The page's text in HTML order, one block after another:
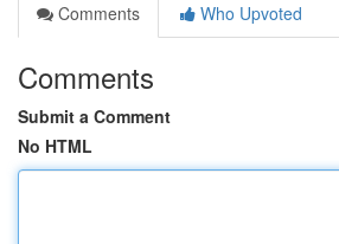
Comments
Who Upvoted
Comments
Submit a Comment
No HTML